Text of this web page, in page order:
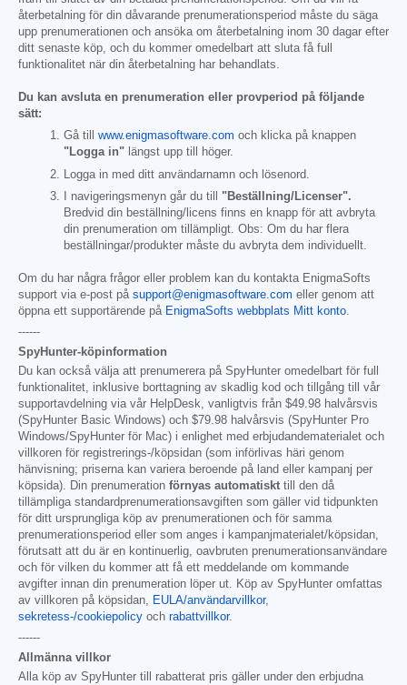
återbetalning för din dåvarande prenumerationsperiod måste du säga
upp prenumerationen och ansöka om återbetalning inom 30 dagar efter
ditt senaste köp, och du kommer omedelbart att sluta få full
funktionalitet när din återbetalning har behandlats.
Du kan avsluta en prenumeration eller provperiod på följande
sätt:
Gå till www.enigmasoftware.com och klicka på knappen
"Logga in" längst upp till höger.
Logga in med ditt användarnamn och lösenord.
I navigeringsmenyn går du till "Beställning/Licenser".
Bredvid din beställning/licens finns en knapp för att avbryta
din prenumeration om tillämpligt. Obs: Om du har flera
beställningar/produkter måste du avbryta dem individuellt.
Om du har några frågor eller problem kan du kontakta EnigmaSofts
support via e-post på support@enigmasoftware.com eller genom att
öppna ett supportärende på EnigmaSofts webbplats Mitt konto
------
SpyHunter-köpinformation
Du kan också välja att prenumerera på SpyHunter omedelbart för full
funktionalitet, inklusive borttagning av skadlig kod och tillgång till vår
supportavdelning via vår HelpDesk, vanligtvis från $49.98 halvårsvis
(SpyHunter Basic Windows) och $79.98 halvårsvis (SpyHunter Pro
Windows/SpyHunter för Mac) i enlighet med erbjudandematerialet och
villkoren för registrerings-/köpsidan (som införlivas häri genom
hänvisning; priserna kan variera beroende på land eller kampanj per
köpsida). Din prenumeration förnyas automatiskt till den då
tillämpliga standardprenumerationsavgiften som gäller vid tidpunkten
för ditt ursprungliga köp av prenumerationen och för samma
prenumerationsperiod eller som anges i kampanjmaterialet/köpsidan,
förutsatt att du är en kontinuerlig, oavbruten prenumerationsanvändare
och för vilken du kommer att få ett meddelande om kommande
avgifter innan din prenumeration löper ut. Köp av SpyHunter omfattas
av villkoren på köpsidan,
EULA/användarvillkor,
sekretess-/cookiepolicy och rabattvillkor.
------
Allmänna villkor
Alla köp av SpyHunter till rabatterat pris gäller under den erbjudna